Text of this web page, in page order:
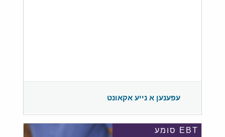
עפענען א נייע אקאונט
EBT סומע